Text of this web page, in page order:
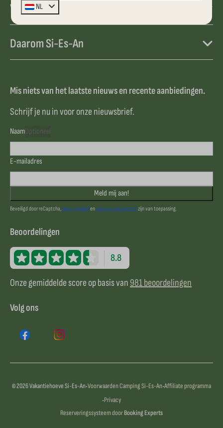
Verkoop
Daarom Si-Es-An
Mis niets van het laatste nieuws en recente aanbiedingen.
Schrijf je nu in voor onze nieuwsbrief.
NaamOptioneel
E-mailadres
Meld mij aan!
Beveiligd door reCaptcha,privacybeleidenservicevoorwaardenzijn van toepassing.
Beoordelingen
8.8
Onze gemiddelde score op basis van 981 beoordelingen
Volg ons
© 2026 Vakantiehoeve Si-Es-An·Voorwaarden Camping Si-Es-An·Affiliate programma
·Privacy
Reserveringssysteem doorBooking Experts
NL